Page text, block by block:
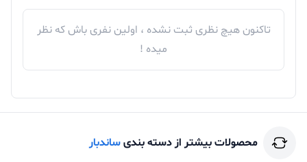
تاکنون هیچ نظری ثبت نشده ، اولین نفری باش که نظر
میده !
محصولات بیشتر از دسته بندیساندبار